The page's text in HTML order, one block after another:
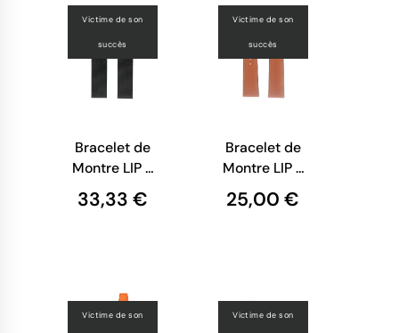
Victime de son
succès
Bracelet de
Montre LIP -
Maille
Milanaise
33,33 €
Victime de son
succès
Bracelet de
Montre LIP -
Cuir Camel
avec
25,00 €
Victime de son Victime de son